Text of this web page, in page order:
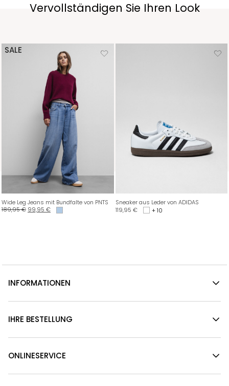
Vervollständigen Sie Ihren Look
SALE
Wide Leg Jeans mit Bundfalte von PNTS
189,95€ 99,95 €
Sneaker aus Leder von ADIDAS
119,95 € + 10
INFORMATIONEN
IHRE BESTELLUNG
ONLINESERVICE